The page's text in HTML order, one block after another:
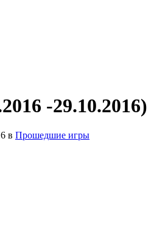
-29.10.2016)
в Прошедшие игры